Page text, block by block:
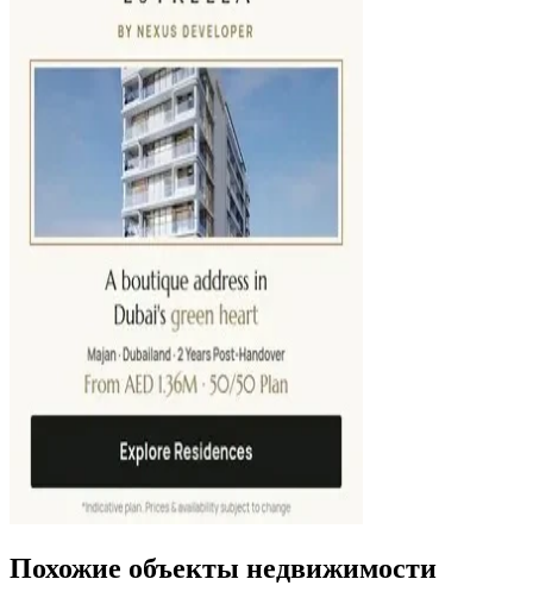
Похожие объекты недвижимости